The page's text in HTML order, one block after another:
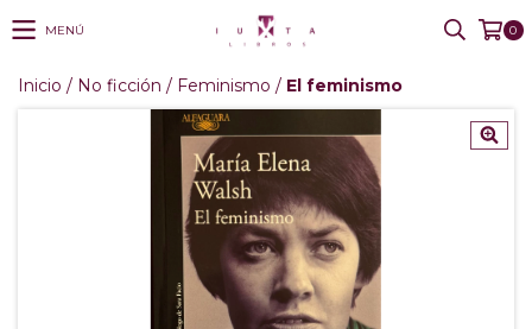
MENÚ 0
Inicio / No ficción / Feminismo / El feminismo